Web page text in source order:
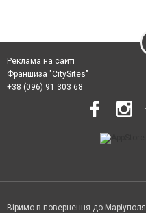
Реклама на сайті
Франшиза "CitySites"
+38 (096) 91 303 68
Віримо в повернення до Маріуполя